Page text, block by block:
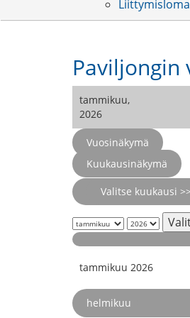
Paviljongin
tammikuu,
2026
Vuosinäkymä
Kuukausinäkymä
Valitse kuukausi >>
tammikuu 2026
helmikuu